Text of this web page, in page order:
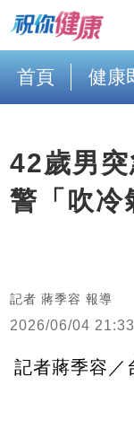
首頁 健康
42歲男
警「吹冷
記者 蔣季容 報導
2026/06/04 21:33
記者蔣季容／